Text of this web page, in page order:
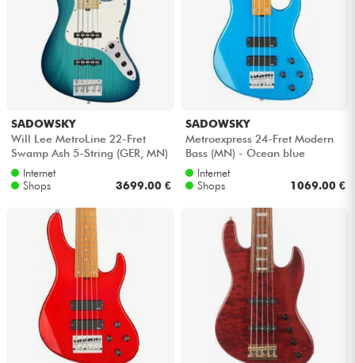
SADOWSKY
Will Lee MetroLine 22-Fret
Swamp Ash 5-String (GER, MN)
- Bora blue burst transparent
s...
Internet
Shops
3699.00 €
SADOWSKY
Metroexpress 24-Fret Modern
Bass (MN) - Ocean blue
metallic
Internet
Shops
1069.00 €